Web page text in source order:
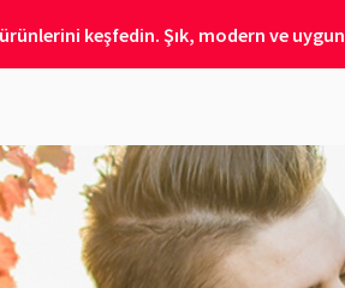
keşfedin. Şık, modern ve uygun